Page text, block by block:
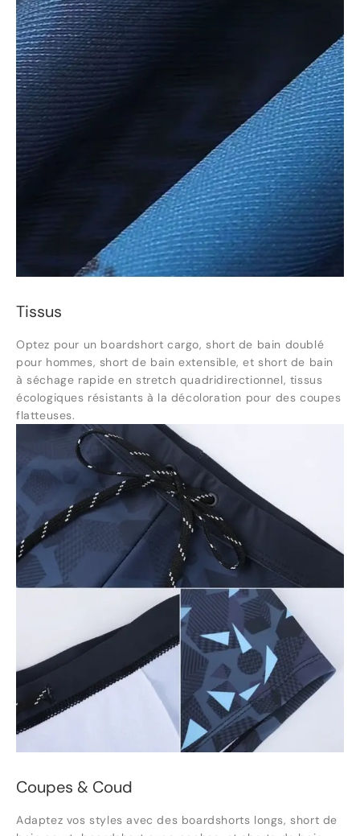
Tissus
Optez pour un boardshort cargo, short de bain doublé
pour hommes, short de bain extensible, et short de bain
à séchage rapide en stretch quadridirectionnel, tissus
écologiques résistants à la décoloration pour des coupes
flatteuses.
Coupes & Coud
Adaptez vos styles avec des boardshorts longs, short de